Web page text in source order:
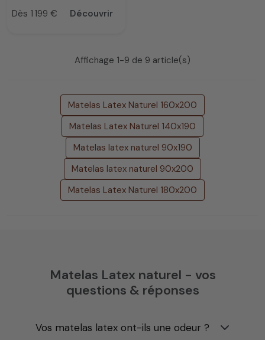
Prix
Dès 1 199 € Découvrir
Affichage 1-9 de 9 article(s)
Matelas Latex Naturel 160x200
Matelas Latex Naturel 140x190
Matelas latex naturel 90x190
Matelas latex naturel 90x200
Matelas Latex Naturel 180x200
Matelas Latex naturel - vos
questions & réponses
Vos matelas latex ont-ils une odeur ?